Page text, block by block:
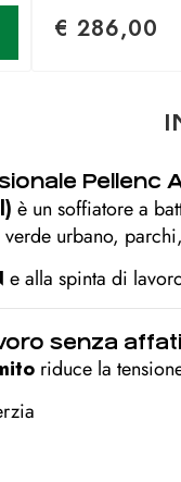
€ 286,00
Pellenc
è un soffiatore a
urbano,
e alla spinta di
senza
riduce la